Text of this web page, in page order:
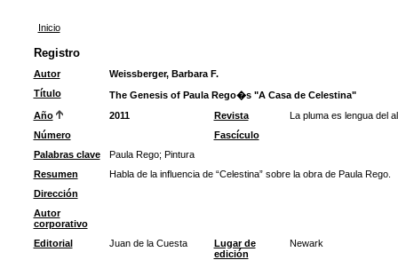
Inicio
Registro
Autor
Weissberger, Barbara F.
Título
The Genesis of Paula Rego�s "A Casa de Celestina"
Año
2011 Revista
La pluma es lengua del
Número
Fascículo
Palabras clave
Paula Rego; Pintura
Resumen
Habla de la influencia de “Celestina” sobre la obra de Paula Rego.
Dirección
Autor
corporativo
Editorial
Juan de la Cuesta
Lugar de
edición
Newark